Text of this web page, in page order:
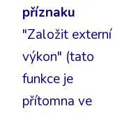
příznaku
"Založit externí
výkon" (tato
funkce je
přítomna ve